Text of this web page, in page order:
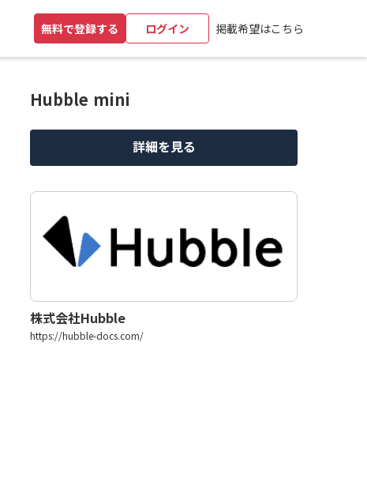
Hubble mini
詳細を見る
株式会社Hubble
https://hubble-docs.com/
無料で登録する ログイン 掲載希望はこちら